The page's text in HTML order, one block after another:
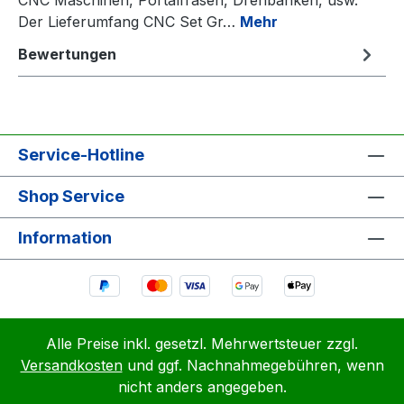
Der Lieferumfang CNC Set Gr… Mehr
Bewertungen
Service-Hotline
Shop Service
Information
Alle Preise inkl. gesetzl. Mehrwertsteuer zzgl.
Versandkostenund ggf. Nachnahmegebühren, wenn
nicht anders angegeben.